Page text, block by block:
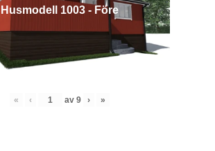
Husmodell 1003 - Före
« ‹ av 9 › »